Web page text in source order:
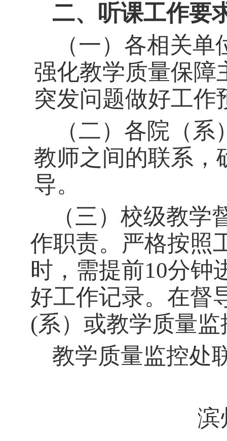
二、听课工作要
（一） 各相关单
强化教学质量保障
突发问题做好工作
（二）各院（
教师之间的联系，
导。
（三）校级教
作职责。严格按照
时，需提前10分钟
好工作记录。在督
(系）或教学质量监
教学质量监控处
滨